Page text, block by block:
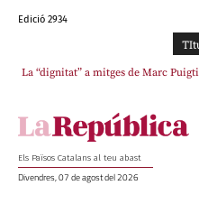
Edició 2934
La “dignitat” a mitges de Marc
Els Països Catalans al teu abast
Divendres, 07 de agost del 2026